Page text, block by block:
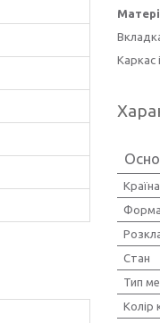
Каркас
Стан
Тип
Колір